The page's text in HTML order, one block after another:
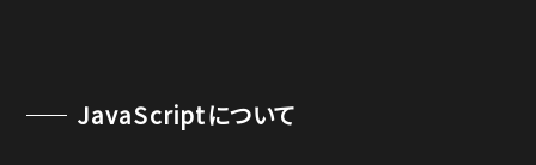
JavaScriptについて